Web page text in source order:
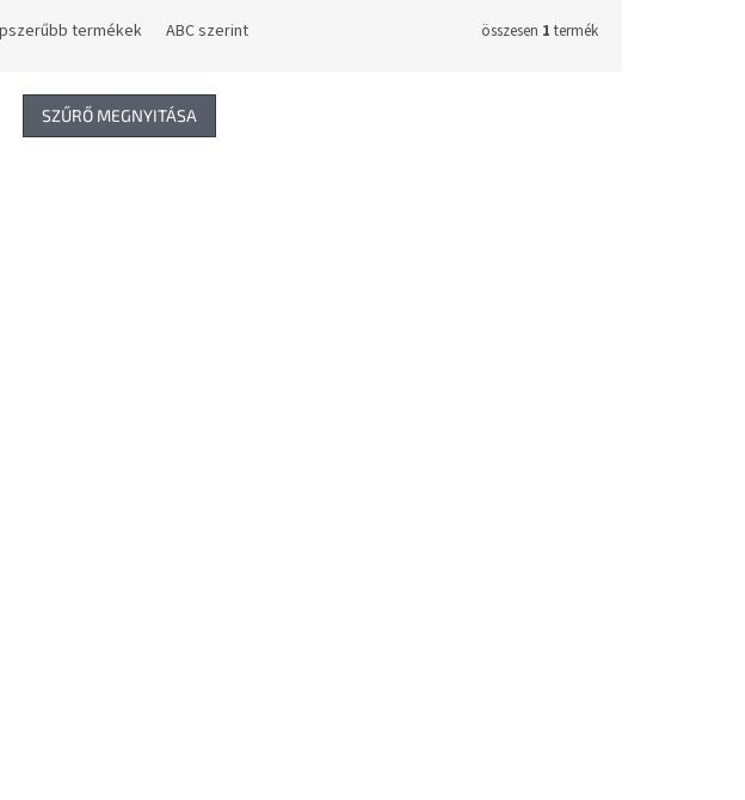
termékek ABC szerint összesen 1 termék
SZŰRŐ MEGNYITÁSA